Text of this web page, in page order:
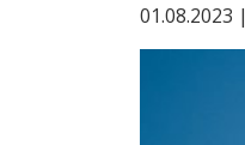
01.08.2023 |